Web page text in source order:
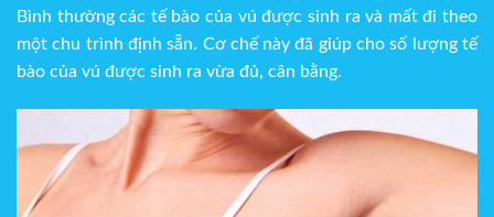
Bình thường các tế bào của vú được sinh ra và mất đi theo
một chu trình định sẵn. Cơ chế này đã giúp cho số lượng tế
bào của vú được sinh ra vừa đủ, cân bằng.